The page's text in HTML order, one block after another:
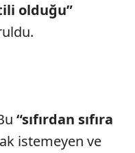
olduğu”
“sıfırdan sıfıra
istemeyen ve